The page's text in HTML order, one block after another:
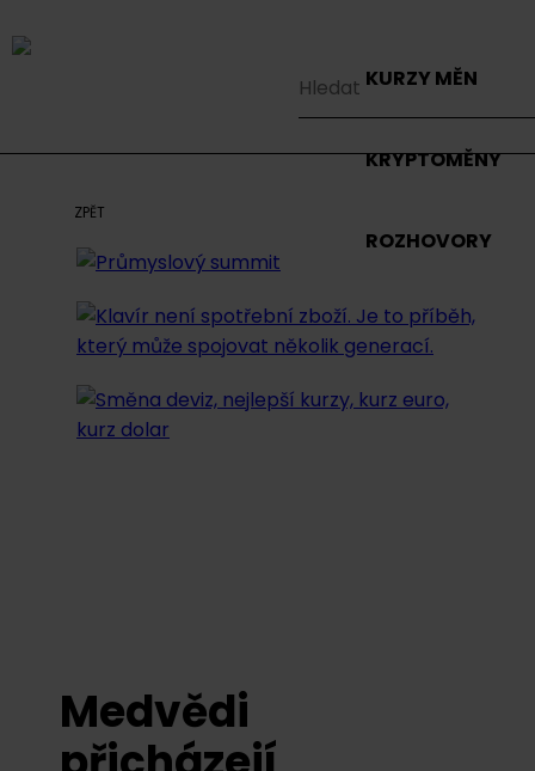
KURZY MĚN
KRYPTOMĚNY
ROZHOVORY
ZPĚT
Medvědi